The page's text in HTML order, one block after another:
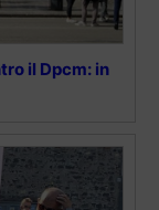
il Dpcm: in